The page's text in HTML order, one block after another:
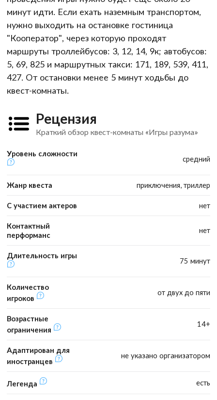
минут идти. Если ехать наземным транспортом,
нужно выходить на остановке гостиница
"Кооператор", через которую проходят
маршруты троллейбусов: 3, 12, 14, 9к; автобусов:
5, 69, 825 и маршрутных такси: 171, 189, 539, 411,
427. От остановки менее 5 минут ходьбы до
квест-комнаты.
Рецензия
Краткий обзор квест-комнаты «Игры разума»
Уровень сложности
средний
Жанр квеста приключения, триллер
С участием актеров нет
Контактный
перформанс
нет
Длительность игры
75 минут
Количество
игроков
от двух до пяти
Возрастные
ограничения
14+
Адаптирован для
иностранцев
не указано организатором
Легенда есть